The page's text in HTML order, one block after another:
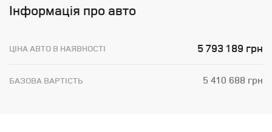
Інформація про авто
ЦІНА АВТО В НАЯВНОСТІ 5 793 189 грн
БАЗОВА ВАРТІСТЬ 5 410 688 грн